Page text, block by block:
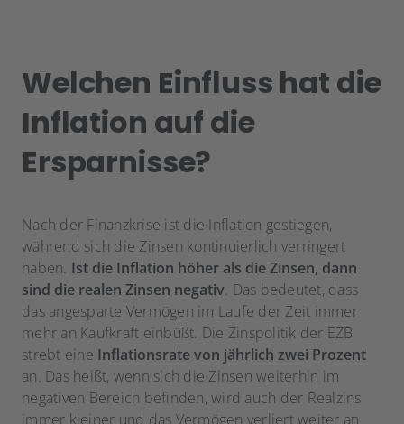
Welchen Einfluss hat die
Inflation auf die
Ersparnisse?
Nach der Finanzkrise ist die Inflation gestiegen,
während sich die Zinsen kontinuierlich verringert
haben. Ist die Inflation höher als die Zinsen, dann
sind die realen Zinsen negativ. Das bedeutet, dass
das angesparte Vermögen im Laufe der Zeit immer
mehr an Kaufkraft einbüßt. Die Zinspolitik der EZB
strebt eine Inflationsrate von jährlich zwei Prozent
an. Das heißt, wenn sich die Zinsen weiterhin im
negativen Bereich befinden, wird auch der Realzins
immer kleiner und das Vermögen verliert weiter an